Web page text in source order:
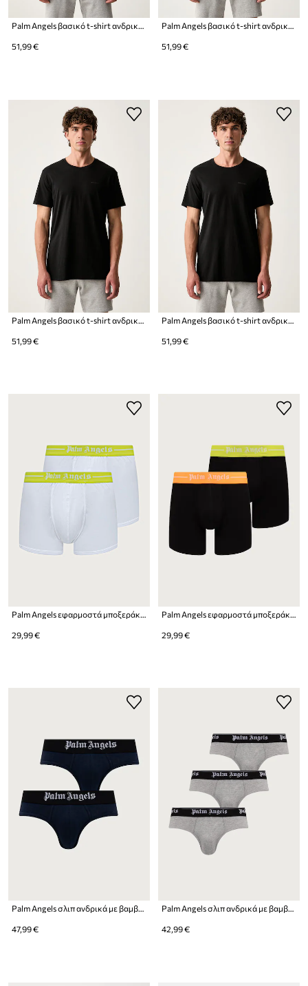
Palm Angels βασικό t-shirt ανδρικό 3-pack
51,99 €
Palm Angels βασικό t-shirt ανδρικό 3-pack
51,99 €
51,99 € 51,99 €
Palm Angels εφαρμοστά μποξεράκια ανδρικά βαμβακερά με ελαστάν 2-pack
29,99 €
Palm Angels εφαρμοστά μποξεράκια ανδρικά βαμβακερά με ελαστάν 2-pack
29,99 €
Palm Angels σλιπ ανδρικά με βαμβάκι 3-pack
47,99 €
Palm Angels σλιπ ανδρικά με βαμβάκι
42,99 €